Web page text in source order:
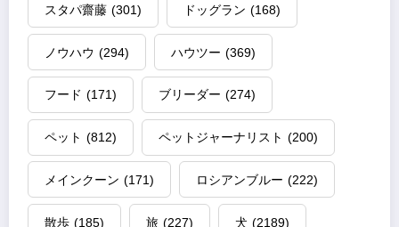
スタパ齋藤 (301) ドッグラン (168)
ノウハウ (294) ハウツー (369)
フード (171) ブリーダー (274)
ペット (812) ペットジャーナリスト (200)
メインクーン (171) ロシアンブルー (222)
散歩 (185) 旅 (227) 犬 (2189)